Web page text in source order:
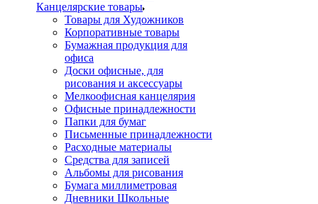
Канцелярские товары
Товары для Художников
Корпоративные товары
Бумажная продукция для
офиса
Доски офисные, для
рисования и аксессуары
Мелкоофисная канцелярия
Офисные принадлежности
Папки для бумаг
Письменные принадлежности
Расходные материалы
Средства для записей
Альбомы для рисования
Бумага миллиметровая
Дневники Школьные